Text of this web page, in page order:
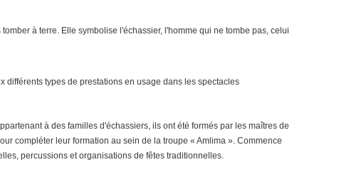
à terre. Elle symbolise l'échassier, l'homme qui ne tombe pas, celui
différents types de prestations en usage dans les spectacles
à des familles d'échassiers, ils ont été formés par les maîtres de
compléter leur formation au sein de la troupe « Amlima ». Commence
percussions et organisations de fêtes traditionnelles.